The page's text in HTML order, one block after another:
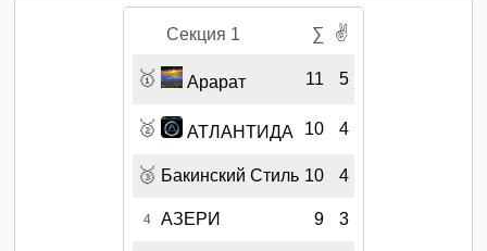
Секция 1 ∑ ✌
🥇 Арарат 11 5
🥈 АТЛАНТИДА 10 4
🥉 Бакинский Стиль 10 4
4 АЗЕРИ 9 3